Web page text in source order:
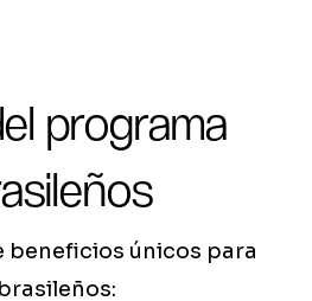
programa
beneficios únicos para